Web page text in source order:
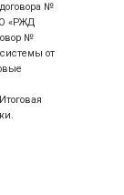
№
«РЖД
№
от